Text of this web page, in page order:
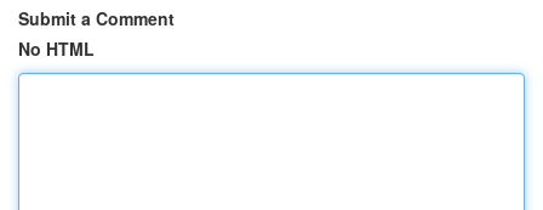
Submit a Comment
No HTML